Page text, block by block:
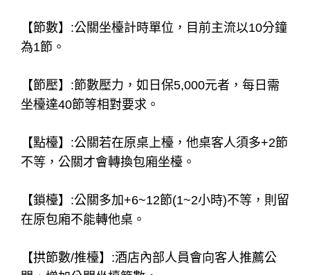
【節數】:公關坐檯計時單位，目前主流以10分鐘
為1節。
【節壓】:節數壓力，如日保5,000元者，每日需
坐檯達40節等相對要求。
【點檯】:公關若在原桌上檯，他桌客人須多+2節
不等，公關才會轉換包廂坐檯。
【鎖檯】:公關多加+6~12節(1~2小時)不等，則留
在原包廂不能轉他桌。
【拱節數/推檯】:酒店內部人員會向客人推薦公